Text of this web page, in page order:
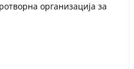
организација за